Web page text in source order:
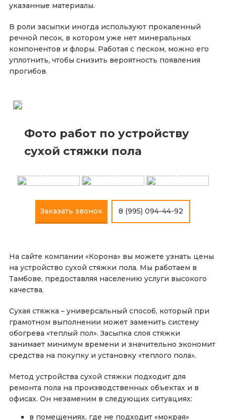
указанные материалы.
В роли засыпки иногда используют прокаленный
речной песок, в котором уже нет минеральных
компонентов и флоры. Работая с песком, можно его
уплотнить, чтобы снизить вероятность появления
прогибов.
Фото работ по устройству
сухой стяжки пола
+ + +
Заказать звонок 8 (995) 094-44-92
На сайте компании «Корона» вы можете узнать цены
на устройство сухой стяжки пола. Мы работаем в
Тамбове, предоставляя населению услуги высокого
качества.
Сухая стяжка – универсальный способ, который при
грамотном выполнении может заменить систему
обогрева «теплый пол». Засыпка слоя стяжки
занимает минимум времени и значительно экономит
средства на покупку и установку «теплого пола».
Метод устройства сухой стяжки подходит для
ремонта пола на производственных объектах и в
офисах. Он незаменим в следующих ситуациях:
в помещениях, где не подходит «мокрая»